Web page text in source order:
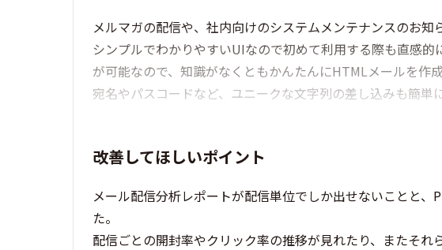
メルマガの配信や、社内向けのシステムメンテナンスのお知
シンプルでわかりやすいUIなので初めて利用する際も直感
が可能なので、知識がなくともかんたんにHTMLメールを作
宛名やパスコードなど、ユニークな文字列の差し込みも簡単
改善してほしいポイント
メール配信分析レポートが配信単位でしか出せないことと
た。
配信ごとの開封率やクリック率の推移が見れたり、またそ